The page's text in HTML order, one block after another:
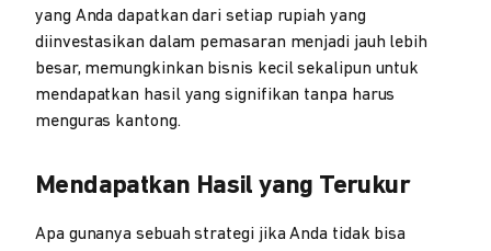
yang Anda dapatkan dari setiap rupiah yang
diinvestasikan dalam pemasaran menjadi jauh lebih
besar, memungkinkan bisnis kecil sekalipun untuk
mendapatkan hasil yang signifikan tanpa harus
menguras kantong.
Mendapatkan Hasil yang Terukur
Apa gunanya sebuah strategi jika Anda tidak bisa